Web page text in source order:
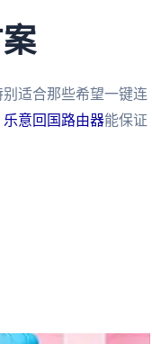
适合那些希望一键连
乐意回国路由器能保证